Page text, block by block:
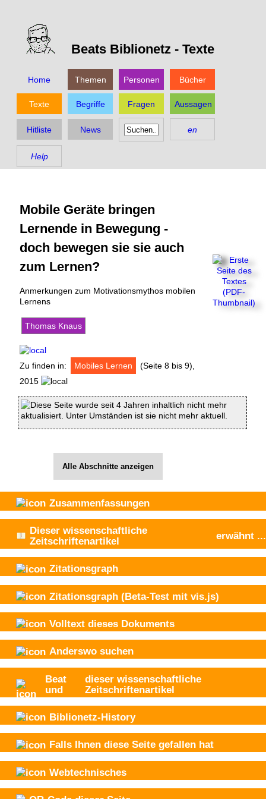
Beats Biblionetz - Texte
Home Themen Personen Bücher
Texte Begriffe Fragen Aussagen
Hitliste News en
Help
Mobile Geräte bringen
Lernende in Bewegung -
doch bewegen sie sie auch
zum Lernen?
Anmerkungen zum Motivationsmythos mobilen
Lernens
Thomas Knaus
Zu finden in: Mobiles Lernen
(Seite 8 bis 9),
2015
Diese Seite wurde seit 4 Jahren inhaltlich nicht mehr
aktualisiert. Unter Umständen ist sie nicht mehr aktuell.
Alle Abschnitte anzeigen
Zusammenfassungen
Dieser wissenschaftliche
Zeitschriftenartikel
erwähnt ...
Zitationsgraph
Zitationsgraph (Beta-Test mit vis.js)
Volltext dieses Dokuments
Anderswo suchen
Beat
und
dieser wissenschaftliche
Zeitschriftenartikel
Biblionetz-History
Falls Ihnen diese Seite gefallen hat
Webtechnisches